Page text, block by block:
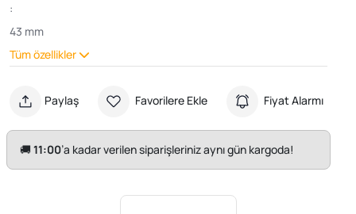
:
43 mm
Tüm özellikler
Paylaş Favorilere Ekle Fiyat Alarmı
🚚11:00’a kadar verilen siparişleriniz aynı gün kargoda!